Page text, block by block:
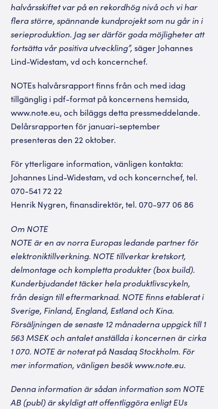
halvårsskiftet var på en rekordhög nivå och vi har
flera större, spännande kundprojekt som nu går in i
serieproduktion. Jag ser därför goda möjligheter att
fortsätta vår positiva utveckling”,säger Johannes
Lind-Widestam, vd och koncernchef.
NOTEs halvårsrapport finns från och med idag
tillgänglig i pdf-format på koncernens hemsida,
www.note.eu, och biläggs detta pressmeddelande.
Delårsrapporten för januari-september
presenteras den 22 oktober.
För ytterligare information, vänligen kontakta:
Johannes Lind-Widestam, vd och koncernchef, tel.
070-541 72 22
Henrik Nygren, finansdirektör, tel. 070-977 06 86
Om NOTE
NOTE är en av norra Europas ledande partner för
elektroniktillverkning. NOTE tillverkar kretskort,
delmontage och kompletta produkter (box build).
Kunderbjudandet täcker hela produktlivscykeln,
från design till eftermarknad. NOTE finns etablerat i
Sverige, Finland, England, Estland och Kina.
Försäljningen de senaste 12 månaderna uppgick till 1
563 MSEK och antalet anställda i koncernen är cirka
1 070. NOTE är noterat på Nasdaq Stockholm. För
mer information, vänligen besök www.note.eu.
Denna information är sådan information som NOTE
AB (publ) är skyldigt att offentliggöra enligt EUs